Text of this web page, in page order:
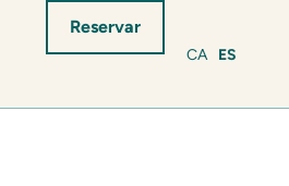
Reservar
CA ES